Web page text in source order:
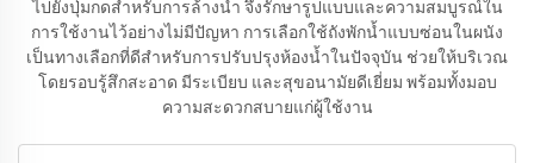
ไปยังปุ่มกดสำหรับการล้างน้ำ จึงรักษารูปแบบและความสมบูรณ์ใน
การใช้งานไว้อย่างไม่มีปัญหา การเลือกใช้ถังพักน้ำแบบซ่อนในผนัง
เป็นทางเลือกที่ดีสำหรับการปรับปรุงห้องน้ำในปัจจุบัน ช่วยให้บริเวณ
โดยรอบรู้สึกสะอาด มีระเบียบ และสุขอนามัยดีเยี่ยม พร้อมทั้งมอบ
ความสะดวกสบายแก่ผู้ใช้งาน